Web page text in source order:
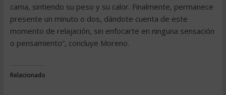
cama, sintiendo su peso y su calor. Finalmente, permanece
presente un minuto o dos, dándote cuenta de este
momento de relajación, sin enfocarte en ninguna sensación
o pensamiento”, concluye Moreno.
Relacionado